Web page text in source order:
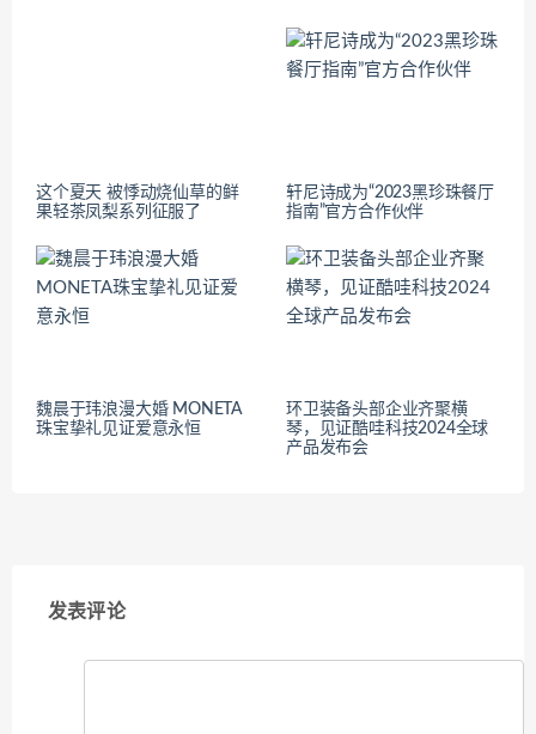
这个夏天 被悸动烧仙草的鲜
果轻茶凤梨系列征服了
轩尼诗成为“2023黑珍珠餐厅
指南”官方合作伙伴
魏晨于玮浪漫大婚 MONETA
珠宝挚礼见证爱意永恒
环卫装备头部企业齐聚横
琴，见证酷哇科技2024全球
产品发布会
发表评论